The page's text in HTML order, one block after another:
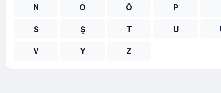
N O Ö P
S Ş T U
V Y Z